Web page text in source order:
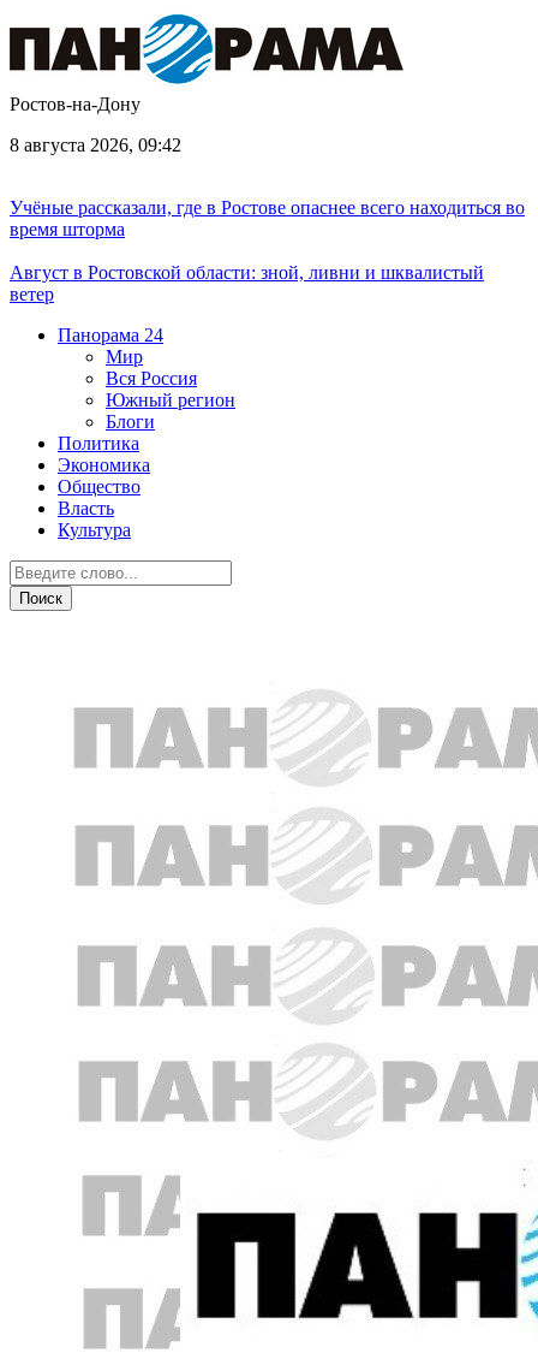
Ростов-на-Дону
8 августа 2026, 09:42
Учёные рассказали, где в Ростове опаснее всего находиться во
время шторма
Август в Ростовской области: зной, ливни и шквалистый
ветер
Панорама 24
Мир
Вся Россия
Южный регион
Блоги
Политика
Экономика
Общество
Власть
Культура